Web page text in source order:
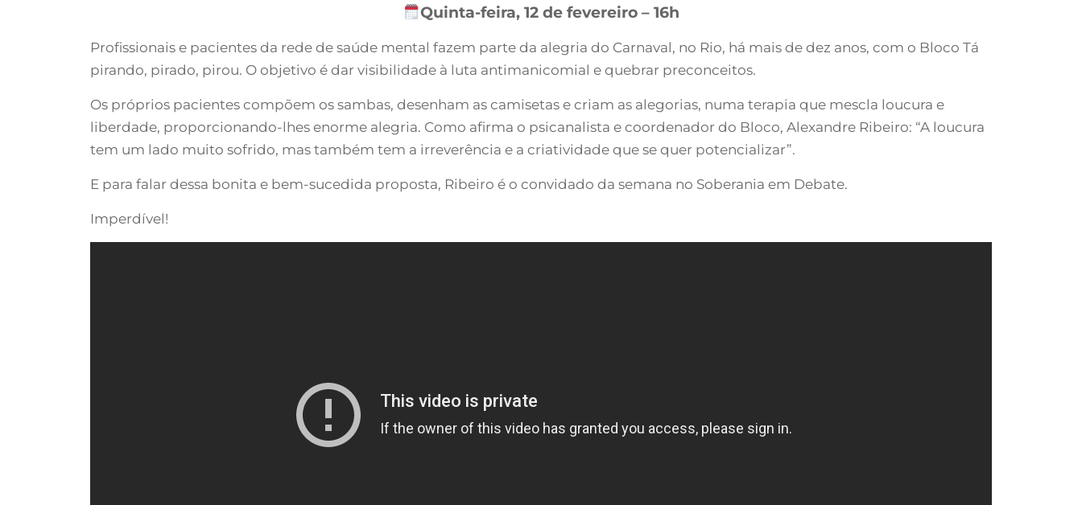
Quinta-feira, 12 de fevereiro – 16h
Profissionais e pacientes da rede de saúde mental fazem parte da alegria do Carnaval, no Rio, há mais de dez anos, com o Bloco Tá
pirando, pirado, pirou. O objetivo é dar visibilidade à luta antimanicomial e quebrar preconceitos.
Os próprios pacientes compõem os sambas, desenham as camisetas e criam as alegorias, numa terapia que mescla loucura e
liberdade, proporcionando-lhes enorme alegria. Como afirma o psicanalista e coordenador do Bloco, Alexandre Ribeiro: “A loucura
tem um lado muito sofrido, mas também tem a irreverência e a criatividade que se quer potencializar”.
E para falar dessa bonita e bem-sucedida proposta, Ribeiro é o convidado da semana no Soberania em Debate.
Imperdível!